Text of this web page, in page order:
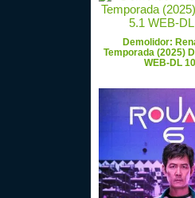
Demolidor:
Temporada (2025)
WEB-DL